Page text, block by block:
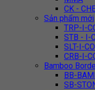
CK -
Sản phẩm mới
TRP-I-
STB - I-
SLT-I-
CRB-I-
Bamboo
BB-
SB-